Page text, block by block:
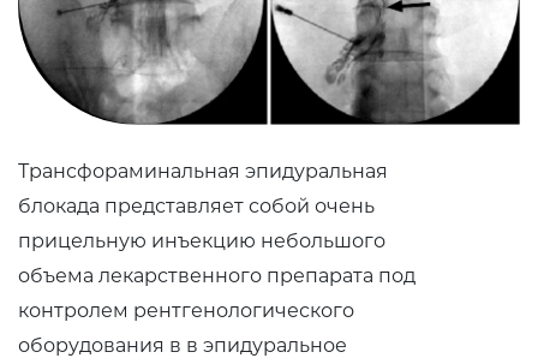
Трансфораминальная эпидуральная
блокада представляет собой очень
прицельную инъекцию небольшого
объема лекарственного препарата под
контролем рентгенологического
оборудования в в эпидуральное